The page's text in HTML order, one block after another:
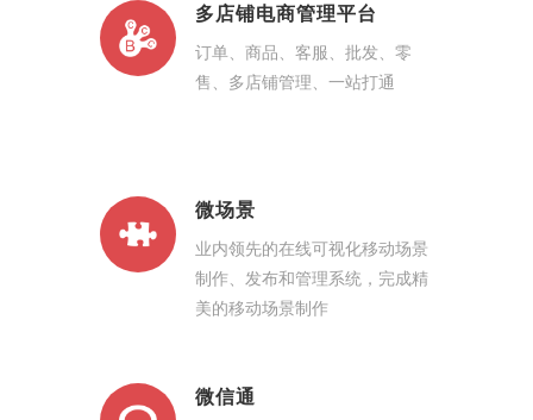
多店铺电商管理平台
订单、商品、客服、批发、零
售、多店铺管理、一站打通
微场景
业内领先的在线可视化移动场景
制作、发布和管理系统，完成精
美的移动场景制作
微信通